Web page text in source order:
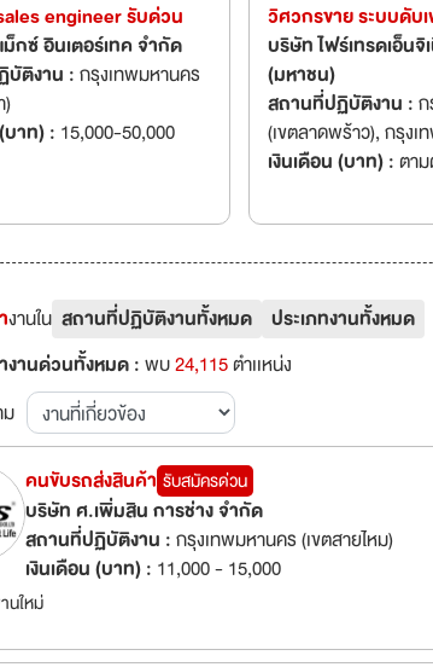
engineer รับด่วน
กซ์ อินเตอร์เทค จำกัด
บัติงาน :
)
บาท) : 15,000-50,000
วิศวกรขาย ระบบดับ
บริษัท ไฟร์เทรดเอ็นจิ
(มหาชน)
สถานที่ปฏิบัติงาน :กรุงเทพมหานคร
(เขตลาดพร้าว), กรุงเ
ห้วยขวาง), กรุงเทพมห
เงินเดือน (บาท) : ตา
งานใน สถานที่ปฏิบัติงานทั้งหมด
ประเภทงานทั้งหมด
งานด่วนทั้งหมด :พบ24,115ตำเเหน่ง
คนขับรถส่งสินค้า รับสมัครด่วน
บริษัท ศ.เพิ่มสิน การช่าง จำกัด
สถานที่ปฏิบัติงาน :กรุงเทพมหานคร (เขตสายไหม)
เงินเดือน (บาท) : 11,000 - 15,000
นใหม่